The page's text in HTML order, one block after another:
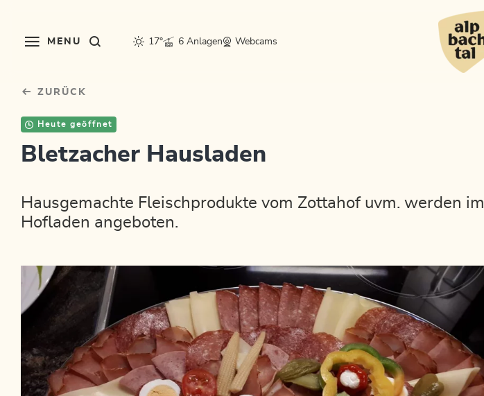
MENU 17° 6 Anlagen Webcams
ZURÜCK
Heute geöffnet
Bletzacher Hausladen
Hausgemachte Fleischprodukte vom Zottahof uvm. werden im
Hofladen angeboten.